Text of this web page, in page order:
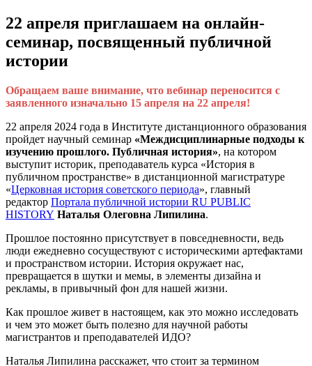
22 апреля приглашаем на онлайн-
семинар, посвященный публичной
истории
Обращаем ваше внимание, что вебинар переносится с
заявленного изначально 15 апреля на 22 апреля!
22 апреля 2024 года в Институте дистанционного образования
пройдет научный семинар «Междисциплинарные подходы к
изучению прошлого. Публичная история», на котором
выступит историк, преподаватель курса «История в
публичном пространстве» в дистанционной магистратуре
«Церковная история советского периода», главный
редактор Портала публичной истории RU PUBLIC
HISTORY Наталья Олеговна Липилина.
Прошлое постоянно присутствует в повседневности, ведь
люди ежедневно сосуществуют с историческими артефактами
и пространством истории. История окружает нас,
превращается в шутки и мемы, в элементы дизайна и
рекламы, в привычный фон для нашей жизни.
Как прошлое живет в настоящем, как это можно исследовать
и чем это может быть полезно для научной работы
магистрантов и преподавателей ИДО?
Наталья Липилина расскажет, что стоит за термином